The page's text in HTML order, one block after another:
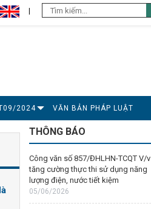
2024 VĂN BẢN PHÁP LUẬT
THÔNG BÁO
Công văn số 857/ĐHLHN-TCQT V/v
tăng cường thực thi sử dụng năng
lượng điện, nước tiết kiệm
05/06/2026